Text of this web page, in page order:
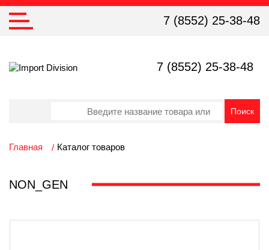
7 (8552) 25-38-48
7 (8552) 25-38-48
Главная Каталог товаров
NON_GEN